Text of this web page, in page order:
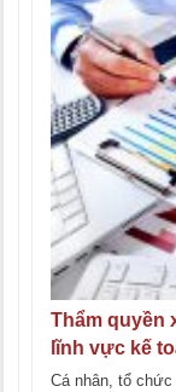
Thẩm quyền
lĩnh vực kế
Cá nhân, tổ